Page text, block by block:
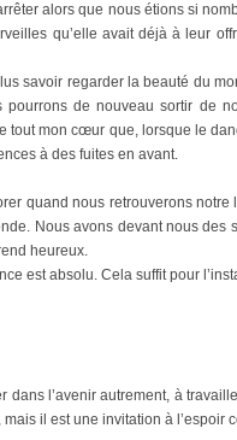
alors que nous étions si
qu’elle avait déjà à leur
savoir regarder la beauté du
de nouveau sortir de
tout mon cœur que, lorsque le
à des fuites en avant.
quand nous retrouverons
Nous avons devant nous des
heureux.
est absolu. Cela suffit pour
l’avenir autrement, à
il est une invitation à l’espoir